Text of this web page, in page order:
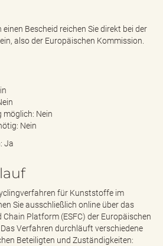
Bescheid reichen Sie direkt bei der
also der Europäischen Kommission.
möglich: Nein
Nein
Ja
für Kunststoffe im
Sie ausschließlich online über das
Platform (ESFC) der Europäischen
Verfahren durchläuft verschiedene
Beteiligten und Zuständigkeiten: